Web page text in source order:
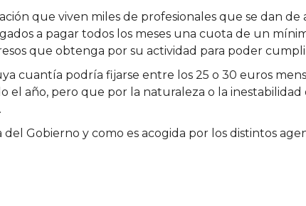
que viven miles de profesionales que se dan
a pagar todos los meses una cuota de un
que obtenga por su actividad para poder
cuantía podría fijarse entre los 25 o 30 euros
año, pero que por la naturaleza o la
Gobierno y como es acogida por los distintos